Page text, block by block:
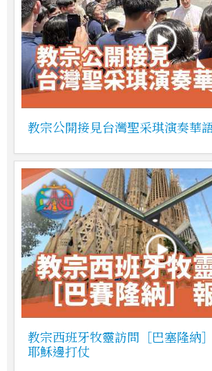
教宗公開接見台灣聖采琪演奏華
教宗西班牙牧靈訪問［巴塞隆納
耶穌邊打仗